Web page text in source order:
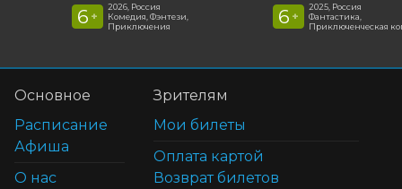
6 +
2026, Россия
Комедия, Фэнтези,
Приключения
6 +
2025, Россия
Фантастика,
Приключенческая
Основное
Расписание
Афиша
О нас
Зрителям
Мои билеты
Оплата картой
Возврат билетов